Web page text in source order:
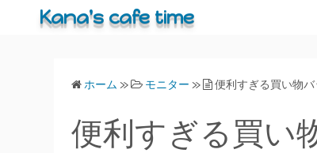
Kana's cafe time
ホーム » モニター » 便利すぎる買い物バ
便利すぎる買い